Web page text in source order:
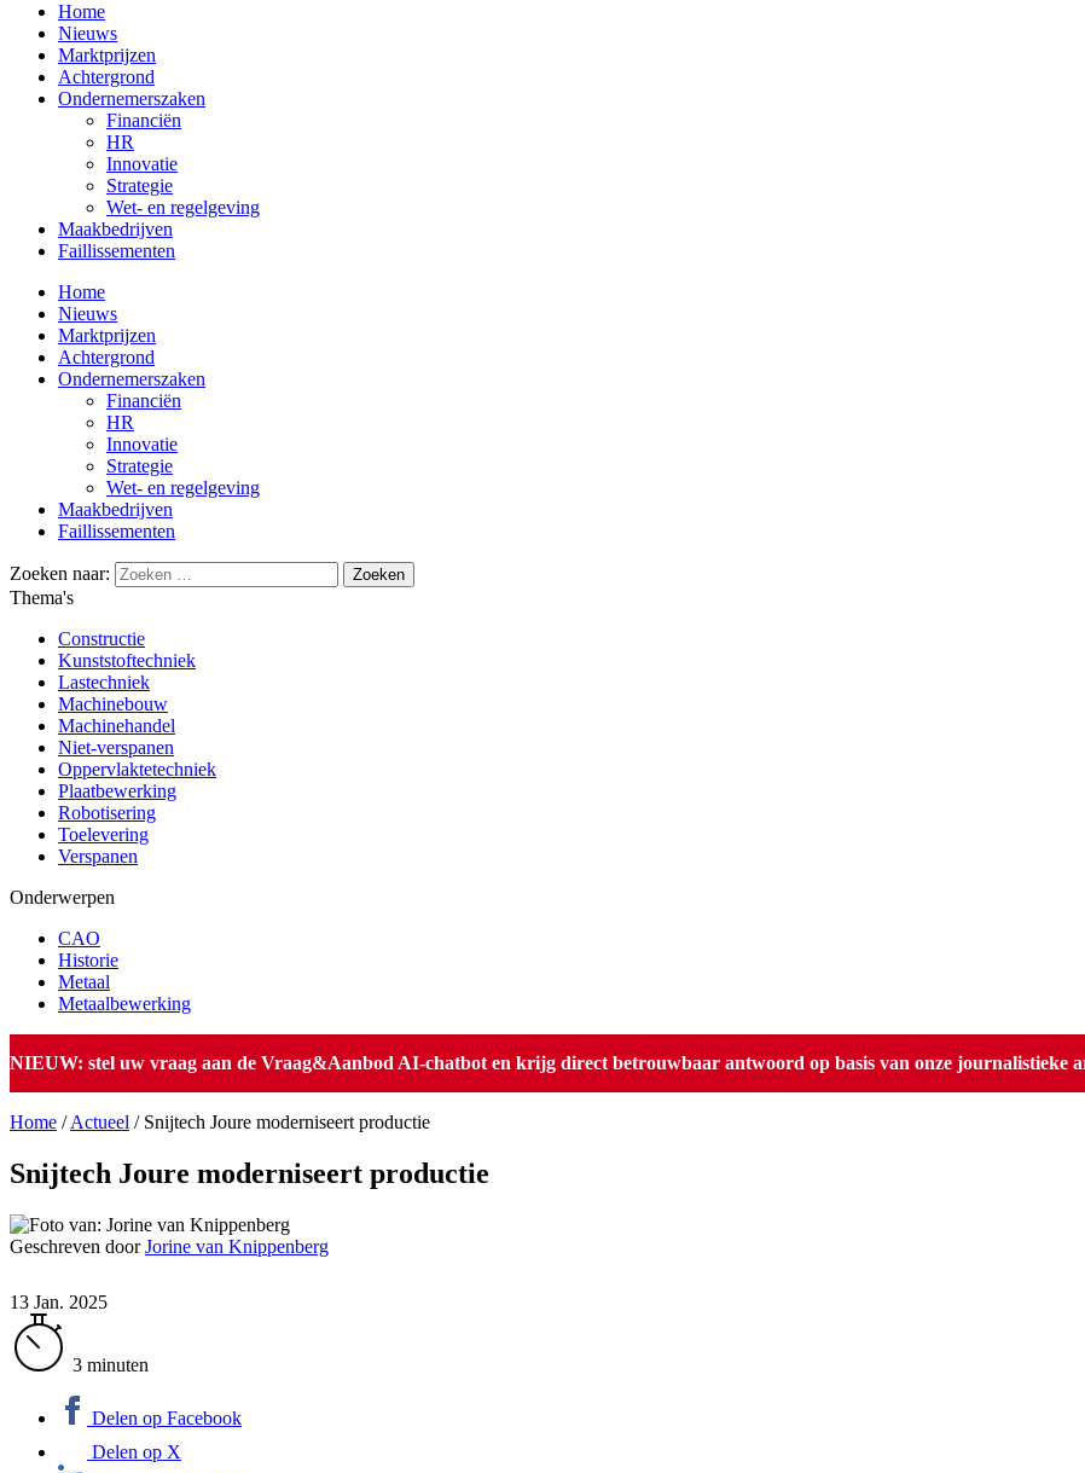
Home
Nieuws
Marktprijzen
Achtergrond
Ondernemerszaken
Financiën
HR
Innovatie
Strategie
Wet- en regelgeving
Maakbedrijven
Faillissementen
Home
Nieuws
Marktprijzen
Achtergrond
Ondernemerszaken
Financiën
HR
Innovatie
Strategie
Wet- en regelgeving
Maakbedrijven
Faillissementen
Zoeken naar:
Thema's
Constructie
Kunststoftechniek
Lastechniek
Machinebouw
Machinehandel
Niet-verspanen
Oppervlaktetechniek
Plaatbewerking
Robotisering
Toelevering
Verspanen
Onderwerpen
CAO
Historie
Metaal
Metaalbewerking
NIEUW: stel uw vraag aan de Vraag&Aanbod AI-chatbot en krijg direct betrouwbaar antwoord op basis van onze journalistieke
Home /Actueel / Snijtech Joure moderniseert productie
Snijtech Joure moderniseert productie
Geschreven doorJorine van Knippenberg
13 Jan. 2025
3 minuten
Delen op Facebook
Delen op X